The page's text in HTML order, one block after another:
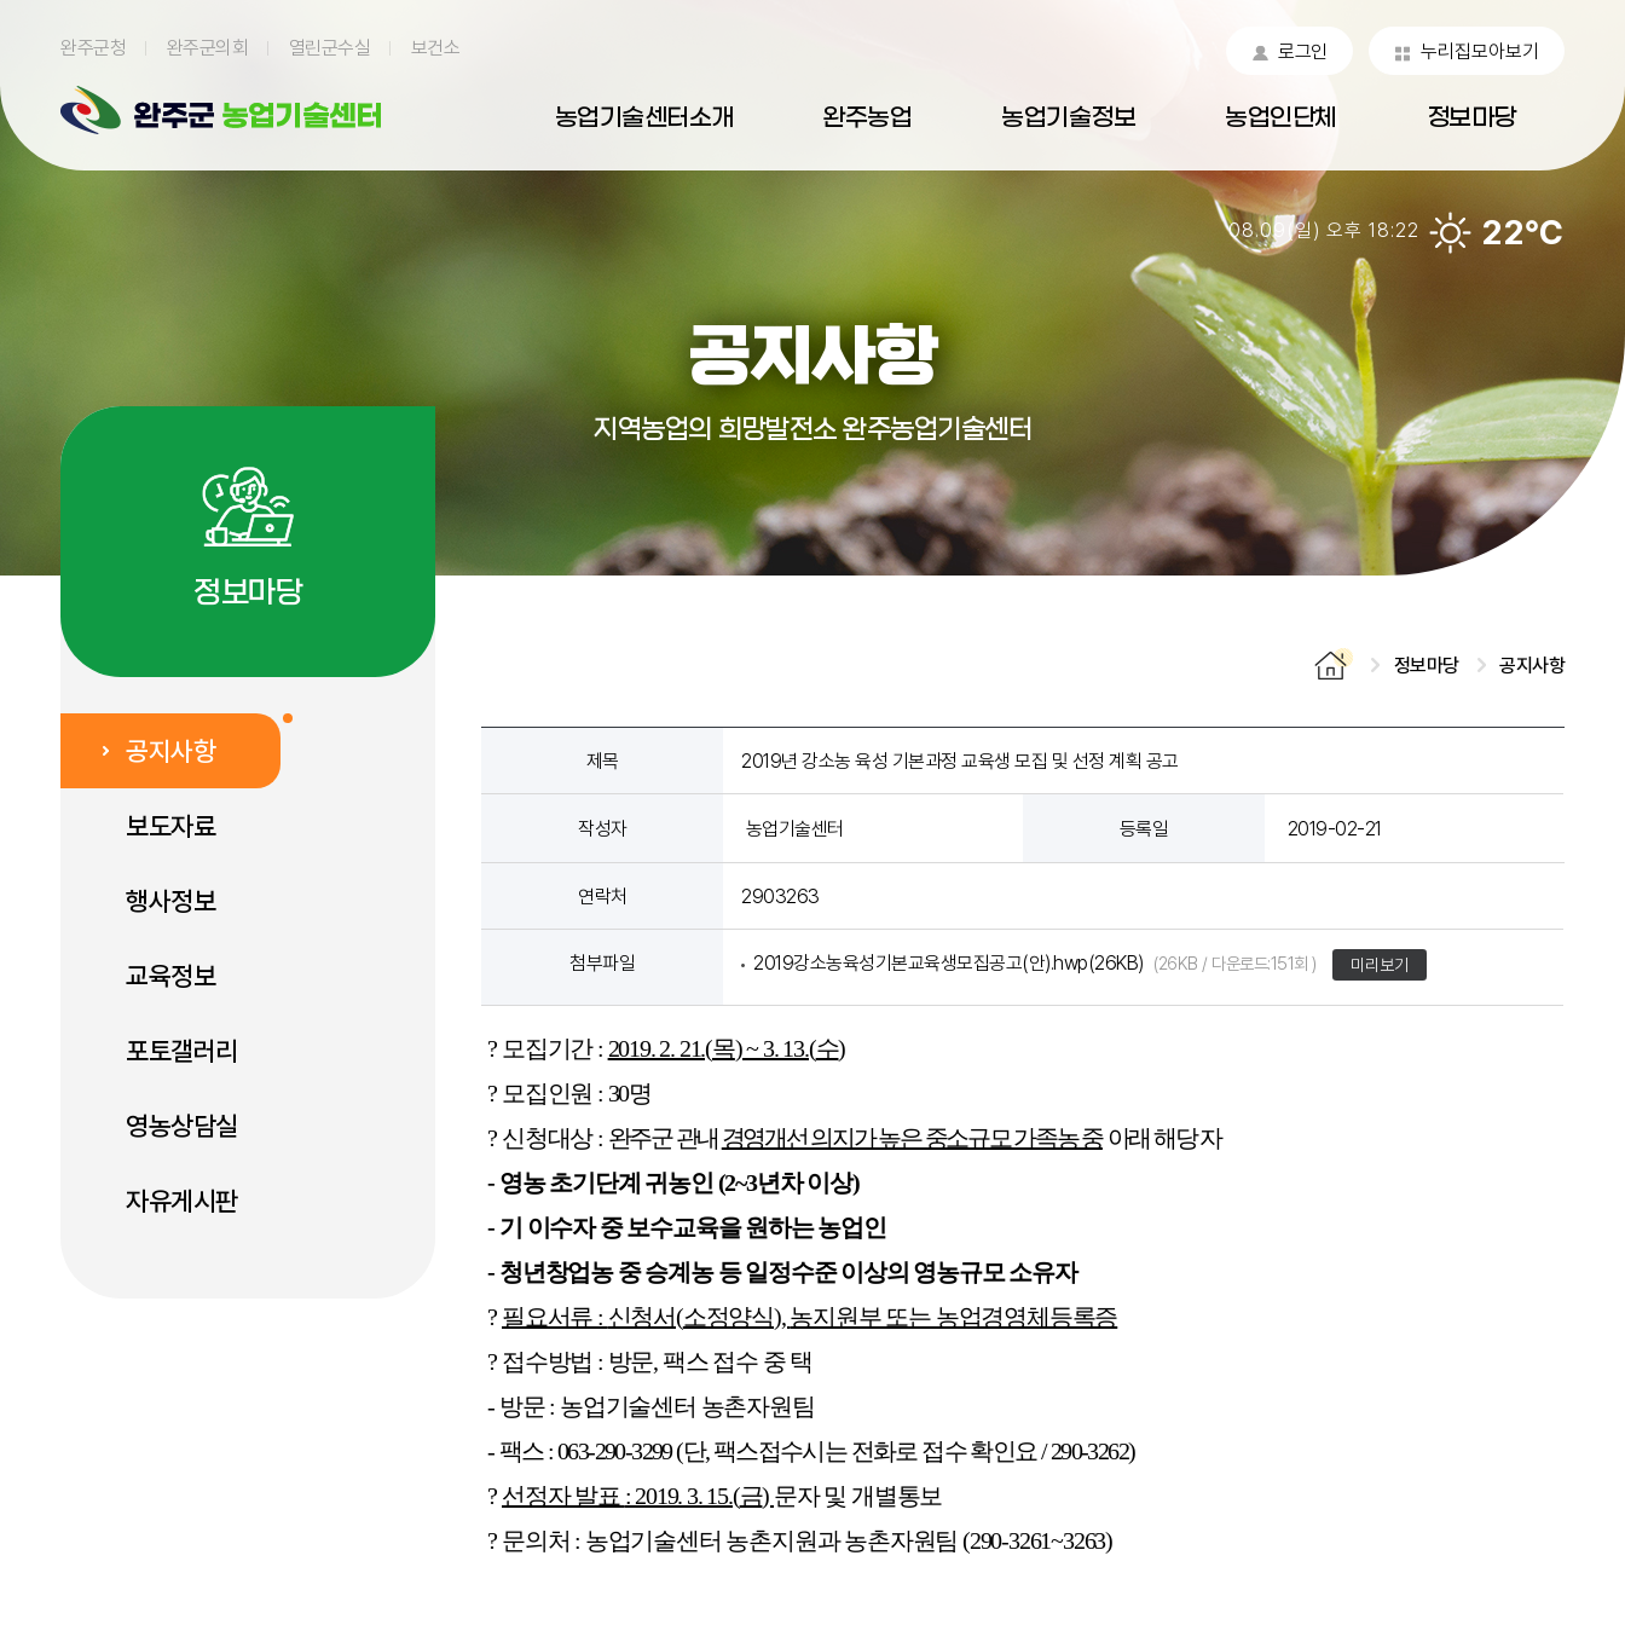
완주군청
완주군의회 열린군수실 보건소 로그인 누리집모아보기
농업기술센터소개 완주농업 농업기술정보 농업인단체 정보마당
08.09(일) 오후 18:22 22℃
공지사항
지역농업의 희망발전소 완주농업기술센터
정보마당
공지사항
보도자료
행사정보
교육정보
포토갤러리
영농상담실
자유게시판
정보마당 공지사항
제목 2019년 강소농 육성 기본과정 교육생 모집 및 선정 계획 공고
작성자 농업기술센터 등록일 2019-02-21
연락처 2903263
첨부파일 2019강소농육성기본교육생모집공고(안).hwp(26KB) (26KB / 다운로드:151회 ) 미리보기
? 모집기간: 2019. 2. 21.(목) ~ 3. 13.(수)
? 모집인원 : 30명
? 신청대상: 완주군 관내 경영개선 의지가 높은 중소규모 가족농 중 아래 해당 자
- 영농 초기단계 귀농인 (2~3년차 이상)
- 기 이수자 중 보수교육을 원하는 농업인
- 청년창업농 중 승계농 등 일정수준 이상의 영농규모 소유자
? 필요서류 : 신청서(소정양식),농지원부 또는 농업경영체등록증
? 접수방법 : 방문, 팩스 접수 중 택
- 방문: 농업기술센터 농촌자원팀
- 팩스: 063-290-3299 (단,팩스접수시는 전화로 접수 확인요/ 290-3262)
? 선정자 발표 : 2019. 3. 15.(금) 문자 및 개별통보
? 문의처 : 농업기술센터 농촌지원과 농촌자원팀(290-3261~3263)